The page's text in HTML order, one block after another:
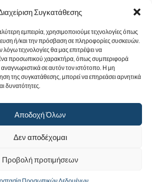
Συγκατάθεσης
εμπειρία, χρησιμοποιούμε τεχνολογίες όπως
ή/και την πρόσβαση σε πληροφορίες συσκευών.
λόγω τεχνολογίες θα μας επιτρέψει να
προσωπικού χαρακτήρα, όπως συμπεριφορά
σε αυτόν τον ιστότοπο. Η μη
της συγκατάθεσης, μπορεί να επηρεάσει αρνητικά
δυνατότητες.
Αποδοχή Όλων
Δεν αποδέχομαι
Προβολή προτιμήσεων
Μονή Αγίας Παρασκευής
Powered by |